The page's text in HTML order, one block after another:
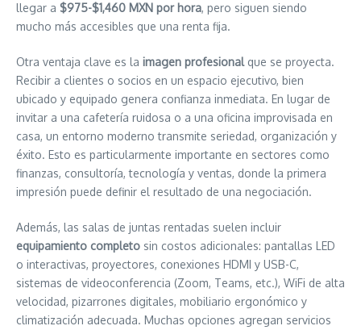
llegar a $975-$1,460 MXN por hora, pero siguen siendo
mucho más accesibles que una renta fija.
Otra ventaja clave es la imagen profesionalque se proyecta.
Recibir a clientes o socios en un espacio ejecutivo, bien
ubicado y equipado genera confianza inmediata. En lugar de
invitar a una cafetería ruidosa o a una oficina improvisada en
casa, un entorno moderno transmite seriedad, organización y
éxito. Esto es particularmente importante en sectores como
finanzas, consultoría, tecnología y ventas, donde la primera
impresión puede definir el resultado de una negociación.
Además, las salas de juntas rentadas suelen incluir
equipamiento completo sin costos adicionales: pantallas LED
o interactivas, proyectores, conexiones HDMI y USB-C,
sistemas de videoconferencia (Zoom, Teams, etc.), WiFi de alta
velocidad, pizarrones digitales, mobiliario ergonómico y
climatización adecuada. Muchas opciones agregan servicios